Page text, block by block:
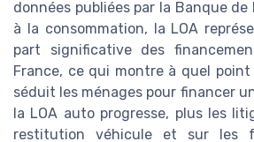
données publiées par la Banque
à la consommation, la LOA
part significative des
France, ce qui montre à quel
séduit les ménages pour financer
la LOA auto progresse, plus les
restitution véhicule et sur les